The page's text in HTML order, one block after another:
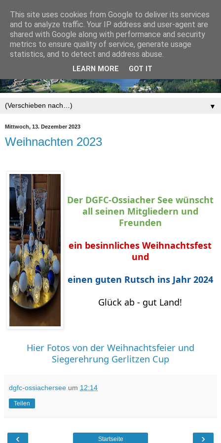
▼
Mittwoch, 13. Dezember 2023
Weihnachten 2023
Der DGFC-Ossiacher See wünscht
all seinen Mitgliedern und
Freunden
ein besinnliches Weihnachtsfest
und
einen guten Rutsch ins Jahr 2024
Glück ab - gut Land!
Hier Fotos von der Weihnachtsfeier und
Siegerehrung Gerlitzen Cup
dgfc-ossiachersee um 12:14
Teilen
‹ ›
Startseite
This site uses cookies from Google to deliver its services
and to analyze traffic. Your IP address and user-agent are
shared with Google along with performance and security
metrics to ensure quality of service, generate usage
statistics, and to detect and address abuse.
LEARN MORE GOT IT